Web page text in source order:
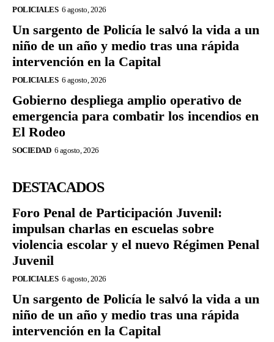
POLICIALES 6 agosto, 2026
Un sargento de Policía le salvó la vida a un
niño de un año y medio tras una rápida
intervención en la Capital
POLICIALES 6 agosto, 2026
Gobierno despliega amplio operativo de
emergencia para combatir los incendios en
El Rodeo
SOCIEDAD 6 agosto, 2026
DESTACADOS
Foro Penal de Participación Juvenil:
impulsan charlas en escuelas sobre
violencia escolar y el nuevo Régimen Penal
Juvenil
POLICIALES 6 agosto, 2026
Un sargento de Policía le salvó la vida a un
niño de un año y medio tras una rápida
intervención en la Capital